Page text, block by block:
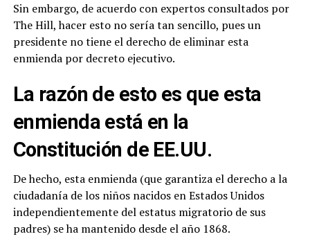
Sin embargo, de acuerdo con expertos consultados por
The Hill, hacer esto no sería tan sencillo, pues un
presidente no tiene el derecho de eliminar esta
enmienda por decreto ejecutivo.
La razón de esto es que esta
enmienda está en la
Constitución de EE.UU.
De hecho, esta enmienda (que garantiza el derecho a la
ciudadanía de los niños nacidos en Estados Unidos
independientemente del estatus migratorio de sus
padres) se ha mantenido desde el año 1868.